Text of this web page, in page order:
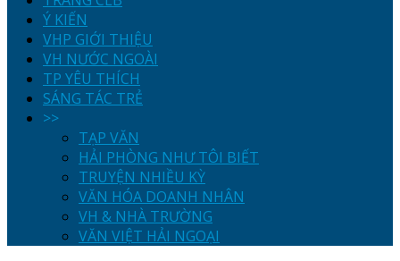
Ý KIẾN
VHP GIỚI THIỆU
VH NƯỚC NGOÀI
TP YÊU THÍCH
SÁNG TÁC TRẺ
>>
TẠP VĂN
HẢI PHÒNG NHƯ TÔI BIẾT
TRUYỆN NHIỀU KỲ
VĂN HÓA DOANH NHÂN
VH & NHÀ TRƯỜNG
VĂN VIỆT HẢI NGOẠI